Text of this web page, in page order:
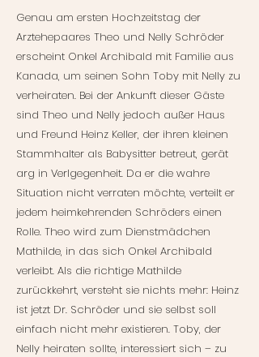
Genau am ersten Hochzeitstag der
Arztehepaares Theo und Nelly Schröder
erscheint Onkel Archibald mit Familie aus
Kanada, um seinen Sohn Toby mit Nelly zu
verheiraten. Bei der Ankunft dieser Gäste
sind Theo und Nelly jedoch außer Haus
und Freund Heinz Keller, der ihren kleinen
Stammhalter als Babysitter betreut, gerät
arg in Verlgegenheit. Da er die wahre
Situation nicht verraten möchte, verteilt er
jedem heimkehrenden Schröders einen
Rolle. Theo wird zum Dienstmädchen
Mathilde, in das sich Onkel Archibald
verleibt. Als die richtige Mathilde
zurückkehrt, versteht sie nichts mehr: Heinz
ist jetzt Dr. Schröder und sie selbst soll
einfach nicht mehr existieren. Toby, der
Nelly heiraten sollte, interessiert sich – zu